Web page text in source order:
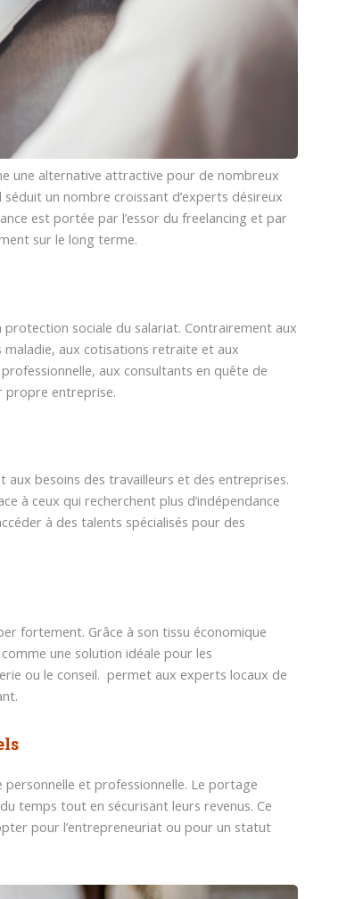
une alternative attractive pour de nombreux
un nombre croissant d’experts désireux
est portée par l’essor du freelancing et par
sur le long terme.
sociale du salariat. Contrairement aux
maladie, aux cotisations retraite et aux
aux consultants en quête de
propre entreprise.
aux besoins des travailleurs et des entreprises.
à ceux qui recherchent plus d’indépendance
à des talents spécialisés pour des
fortement. Grâce à son tissu économique
une solution idéale pour les
ou le conseil. permet aux experts locaux de
et professionnelle. Le portage
temps tout en sécurisant leurs revenus. Ce
pour l’entrepreneuriat ou pour un statut